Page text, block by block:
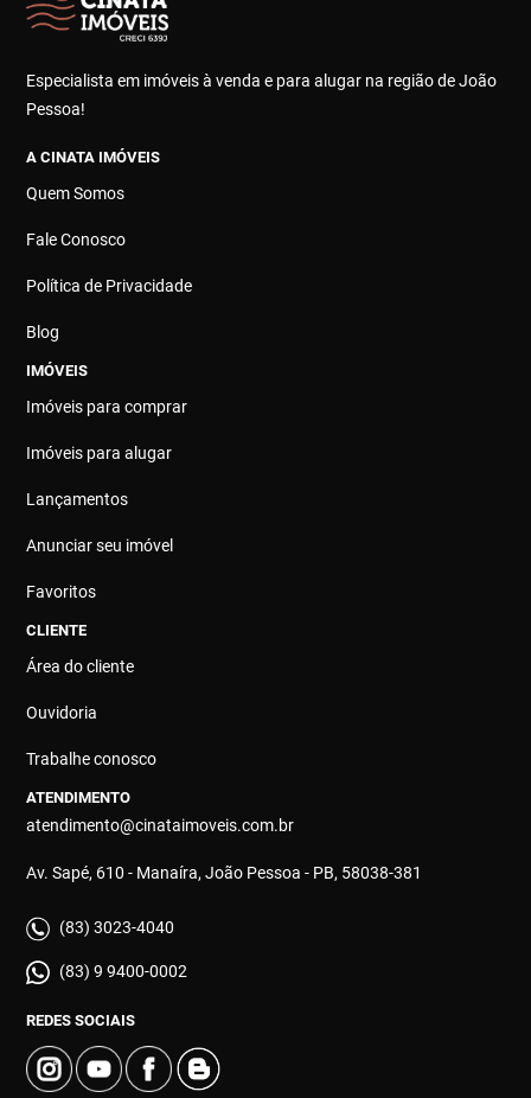
Especialista em imóveis à venda e para alugar na região de João
Pessoa!
A CINATA IMÓVEIS
Quem Somos
Fale Conosco
Política de Privacidade
Blog
IMÓVEIS
Imóveis para comprar
Imóveis para alugar
Lançamentos
Anunciar seu imóvel
Favoritos
CLIENTE
Área do cliente
Ouvidoria
Trabalhe conosco
ATENDIMENTO
atendimento@cinataimoveis.com.br
Av. Sapé, 610 - Manaíra, João Pessoa - PB, 58038-381
(83) 3023-4040
(83) 9 9400-0002
REDES SOCIAIS